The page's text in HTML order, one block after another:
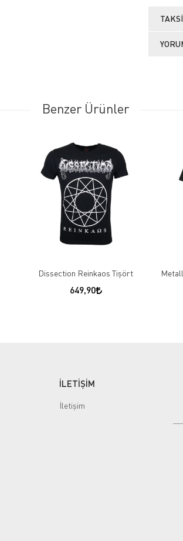
Benzer Ürünler
Dissection Reinkaos Tişört
649,90
İLETİŞİM
İletişim